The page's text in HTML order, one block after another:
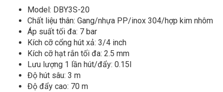
Model: DBY3S-20
Chất liệu thân: Gang/nhựa PP/inox 304/hợp kim nhôm
Áp suất tối đa: 7 bar
Kích cỡ cổng hút xả: 3/4 inch
Kích cỡ hạt rắn tối đa: 2.5 mm
Lưu lượng 1 lần hút/đẩy: 0.15l
Độ hút sâu: 3 m
Độ đẩy cao: 70 m